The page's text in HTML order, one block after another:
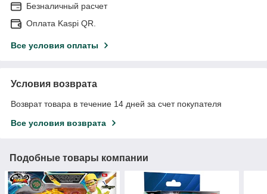
Безналичный расчет
Оплата Kaspi QR.
Все условия оплаты
Условия возврата
Возврат товара в течение 14 дней за счет покупателя
Все условия возврата
Подобные товары компании